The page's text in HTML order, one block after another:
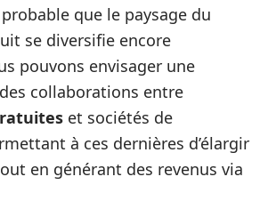
probable que le paysage du
se diversifie encore
pouvons envisager une
collaborations entre
et sociétés de
à ces dernières d’élargir
en générant des revenus via